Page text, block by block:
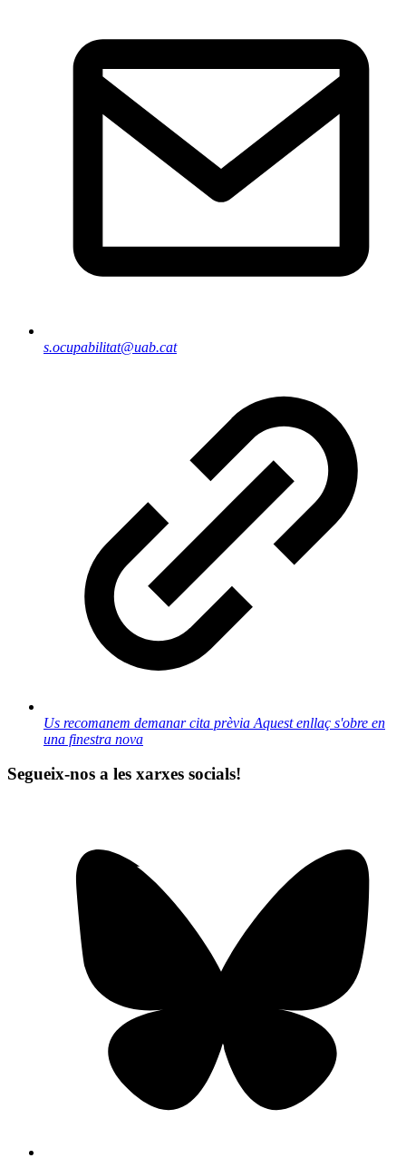
s.ocupabilitat@uab.cat
Us recomanem demanar cita prèvia Aquest enllaç s'obre en
una finestra nova
Segueix-nos a les xarxes socials!